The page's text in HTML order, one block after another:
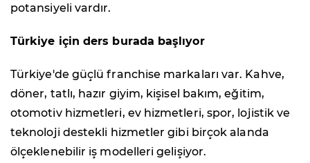
potansiyeli vardır.
Türkiye için ders burada başlıyor
Türkiye'de güçlü franchise markaları var. Kahve,
döner, tatlı, hazır giyim, kişisel bakım, eğitim,
otomotiv hizmetleri, ev hizmetleri, spor, lojistik ve
teknoloji destekli hizmetler gibi birçok alanda
ölçeklenebilir iş modelleri gelişiyor.